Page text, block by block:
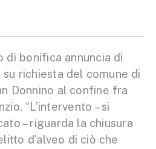
di bonifica annuncia di
richiesta del comune di
Donnino al confine fra
“L’intervento – si
– riguarda la chiusura
d’alveo di ciò che